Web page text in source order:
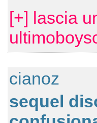
[+] lascia
cianoz
sequel